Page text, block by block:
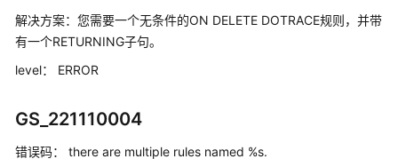
误
(8.2.0
及
以
解决方案： 您需要一个无条件的ON DELETE DOTRACE规则，并带
有一个RETURNING子句。
level：
ERROR
GS_221110004
错误码：
there are multiple rules named %s.